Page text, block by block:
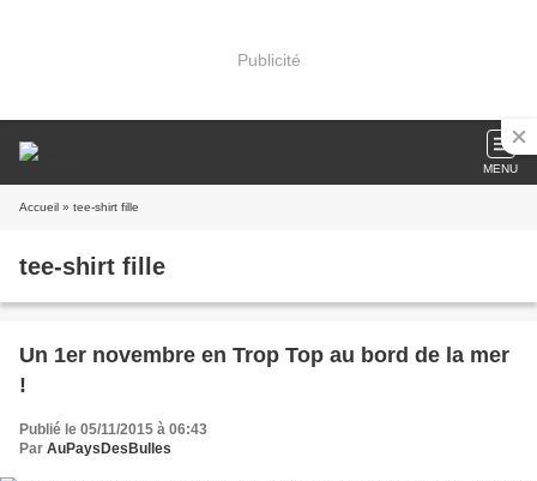
Publicité
MENU
Accueil » tee-shirt fille
tee-shirt fille
Un 1er novembre en Trop Top au bord de la mer
!
Publié le 05/11/2015 à 06:43
Par AuPaysDesBulles